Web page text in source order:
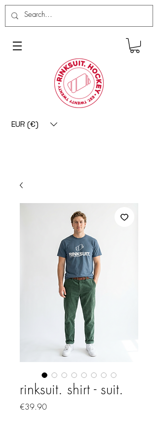
EUR (€)
rinksuit. shirt - suit.
€39.90Price